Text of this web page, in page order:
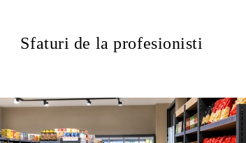
Sfaturi de la profesionisti